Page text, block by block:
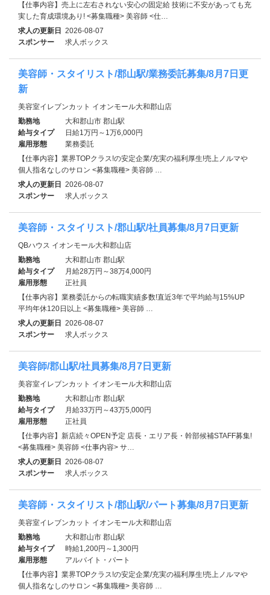
【仕事内容】売上に左右されない安心の固定給 技術に不安があっても充
実した育成環境あり! <募集職種> 美容師 <仕…
求人の更新日 2026-08-07
スポンサー
求人ボックス
美容師・スタイリスト/郡山駅/業務委託募集/8月7日更
新
美容室イレブンカット イオンモール大和郡山店
勤務地
大和郡山市 郡山駅
給与タイプ
日給1万円～1万6,000円
雇用形態
業務委託
【仕事内容】業界TOPクラス!の安定企業/充実の福利厚生!売上ノルマや
個人指名なしのサロン <募集職種> 美容師 …
求人の更新日 2026-08-07
スポンサー
求人ボックス
美容師・スタイリスト/郡山駅/社員募集/8月7日更新
QBハウス イオンモール大和郡山店
勤務地
大和郡山市 郡山駅
給与タイプ
月給28万円～38万4,000円
雇用形態
正社員
【仕事内容】業務委託からの転職実績多数!直近3年で平均給与15%UP
平均年休120日以上 <募集職種> 美容師 …
求人の更新日 2026-08-07
スポンサー
求人ボックス
美容師/郡山駅/社員募集/8月7日更新
美容室イレブンカット イオンモール大和郡山店
勤務地
大和郡山市 郡山駅
給与タイプ
月給33万円～43万5,000円
雇用形態
正社員
【仕事内容】新店続々OPEN予定 店長・エリア長・幹部候補STAFF募集!
<募集職種> 美容師 <仕事内容> サ…
求人の更新日 2026-08-07
スポンサー
求人ボックス
美容師・スタイリスト/郡山駅/パート募集/8月7日更新
美容室イレブンカット イオンモール大和郡山店
勤務地
大和郡山市 郡山駅
給与タイプ
時給1,200円～1,300円
雇用形態
アルバイト・パート
【仕事内容】業界TOPクラス!の安定企業/充実の福利厚生!売上ノルマや
個人指名なしのサロン <募集職種> 美容師 …